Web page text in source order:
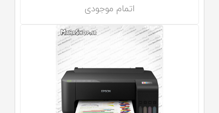
اتمام موجودی